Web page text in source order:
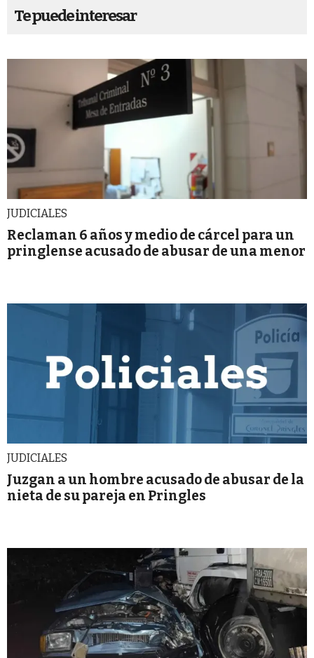
Te puede interesar
JUDICIALES
Reclaman 6 años y medio de cárcel para un
pringlense acusado de abusar de una menor
JUDICIALES
Juzgan a un hombre acusado de abusar de la
nieta de su pareja en Pringles